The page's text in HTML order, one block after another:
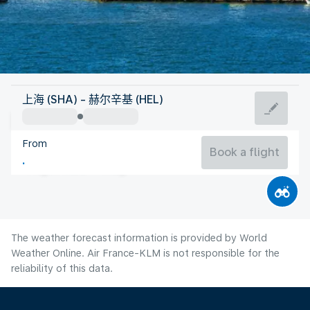
Finland
Helsinki
Finland
上海 (SHA) - 赫尔辛基 (HEL)
From
Book a flight
The weather forecast information is provided by World
Weather Online. Air France-KLM is not responsible for the
reliability of this data.